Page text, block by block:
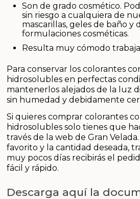
Son de grado cosmético.
sin riesgo a cualquiera de
mascarillas, geles de baño y
formulaciones cosméticas.
Resulta muy cómodo
Para conservar los colorantes
hidrosolubles en perfectas
mantenerlos alejados de la luz
sin humedad y debidamente
Si quieres comprar colorantes
hidrosolubles solo tienes que
través de la web de Gran
favorito y la cantidad deseada,
muy pocos días recibirás el
fácil y rápido.
Descarga aquí la